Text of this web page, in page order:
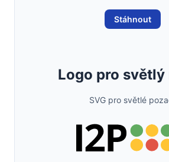
Stáhnout
Logo pro světlý
SVG pro světlé